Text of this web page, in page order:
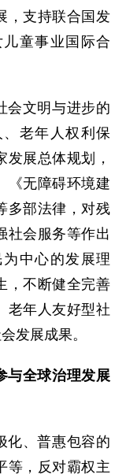
，支持联合国发
童事业国际合
会文明与进步的
老年人权利保
展总体规划，
《无障碍环境建
多部法律，对残
社会服务等作出
中心的发展理
，不断健全完善
老年人友好型社
发展成果。
与全球治理发展
化、普惠包容的
等，反对霸权主